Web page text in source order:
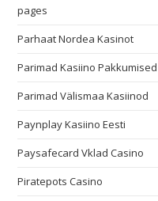
pages
Parhaat Nordea Kasinot
Parimad Kasiino Pakkumised
Parimad Välismaa Kasiinod
Paynplay Kasiino Eesti
Paysafecard Vklad Casino
Piratepots Casino